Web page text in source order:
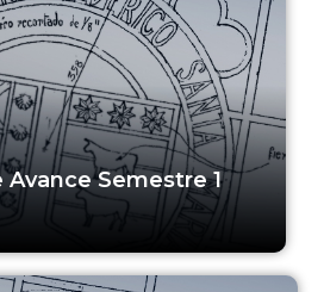
Semestre 1